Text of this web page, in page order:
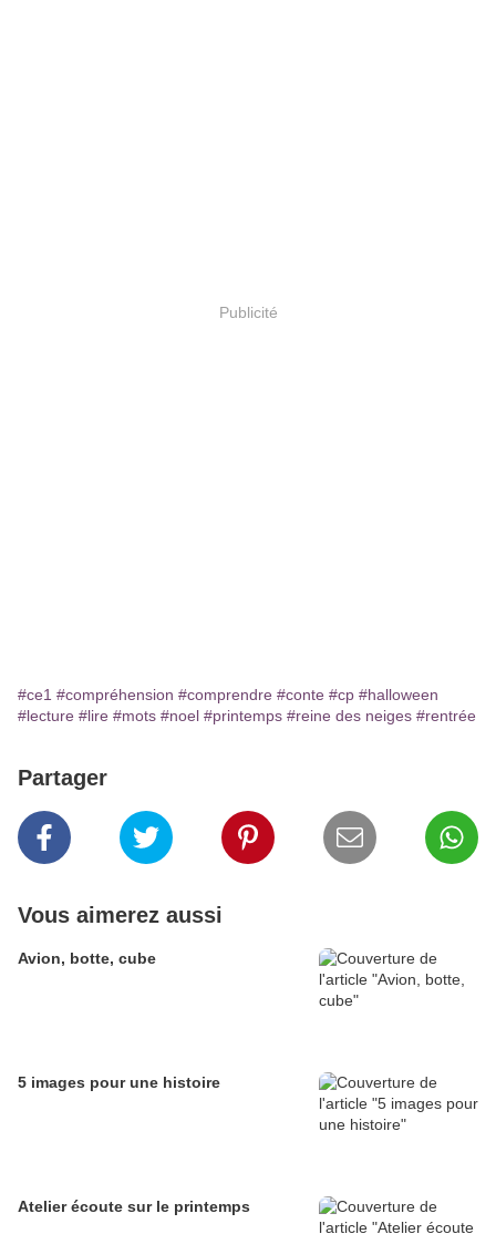
Publicité
#ce1 #compréhension #comprendre #conte #cp #halloween
#lecture #lire #mots #noel #printemps #reine des neiges #rentrée
Partager
Vous aimerez aussi
Avion, botte, cube
5 images pour une histoire
Atelier écoute sur le printemps